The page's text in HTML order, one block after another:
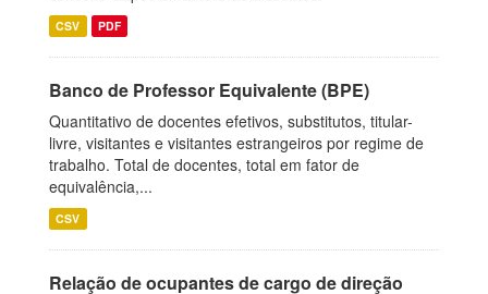
CSV PDF
Banco de Professor Equivalente (BPE)
Quantitativo de docentes efetivos, substitutos, titular-
livre, visitantes e visitantes estrangeiros por regime de
trabalho. Total de docentes, total em fator de
equivalência,...
CSV
Relação de ocupantes de cargo de direção